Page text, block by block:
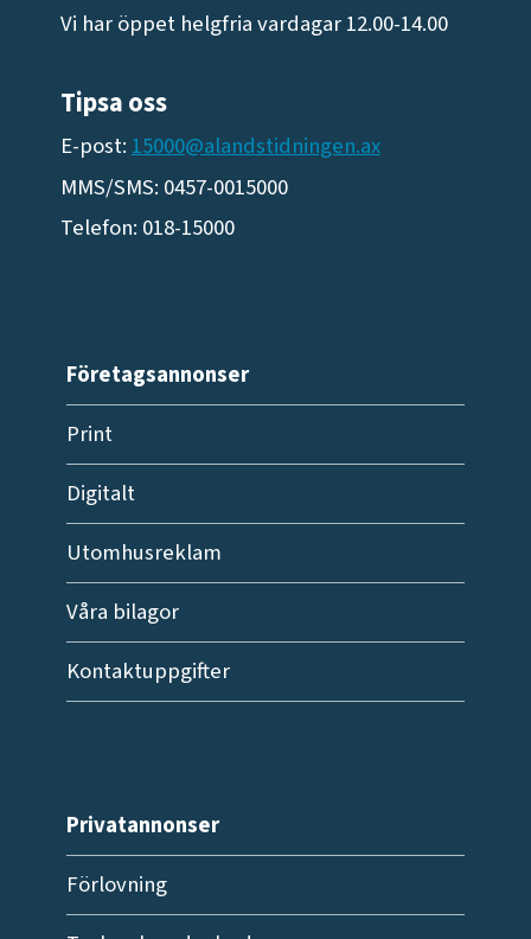
Vi har öppet helgfria vardagar 12.00-14.00
Tipsa oss
E-post: 15000@alandstidningen.ax
MMS/SMS: 0457-0015000
Telefon: 018-15000
Företagsannonser
Print
Digitalt
Utomhusreklam
Våra bilagor
Kontaktuppgifter
Privatannonser
Förlovning